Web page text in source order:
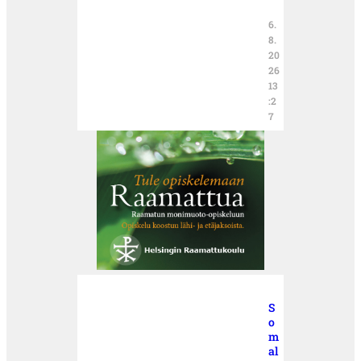
6.
8.
20
26
13
:2
7
S
o
m
al